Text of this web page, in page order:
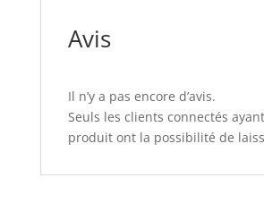
Avis
Il n’y a pas encore d’avis.
Seuls les clients connectés
produit ont la possibilité de